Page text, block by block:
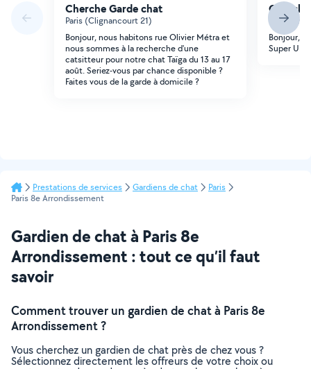
Cherche Garde chat
Paris (Clignancourt 21)
Bonjour, nous habitons rue Olivier Métra et
nous sommes à la recherche d'une
catsitteur pour notre chat Taïga du 13 au 17
août. Seriez-vous par chance disponible ?
Faites vous de la garde à domicile ?
Paris
Bonjour, j
Super U
Prestations de services Gardiens de chat
Paris
Paris 8e Arrondissement
Gardien de chat à Paris 8e
Arrondissement : tout ce qu’il faut
savoir
Comment trouver un gardien de chat à Paris 8e
Arrondissement ?
Vous cherchez un gardien de chat près de chez vous ?
Sélectionnez directement les offreurs de votre choix ou